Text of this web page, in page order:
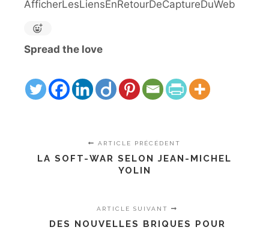
AfficherLesLiensEnRetourDeCaptureDuWeb
Spread the love
ARTICLE PRÉCÉDENT
LA SOFT-WAR SELON JEAN-MICHEL
YOLIN
ARTICLE SUIVANT
DES NOUVELLES BRIQUES POUR